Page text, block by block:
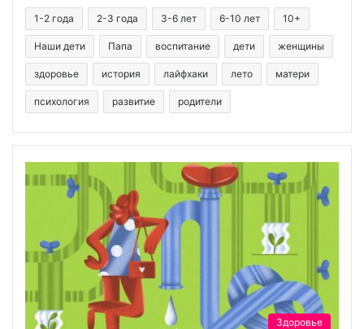
1-2 года 2-3 года 3-6 лет 6-10 лет 10+
Наши дети Папа воспитание дети женщины
здоровье история лайфхаки лето матери
психология развитие родители
Здоровье